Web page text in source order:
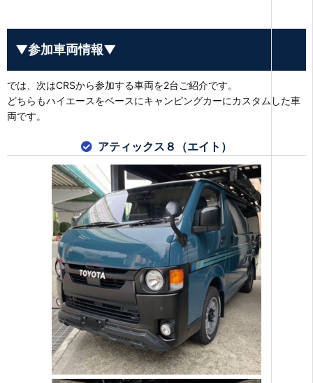
▼参加車両情報▼
では、次はCRSから参加する車両を2台ご紹介です。
どちらもハイエースをベースにキャンピングカーにカスタムした車
両です。
アティックス８（エイト）